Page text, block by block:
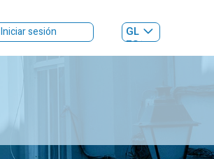
Iniciar sesión
GL
ES|